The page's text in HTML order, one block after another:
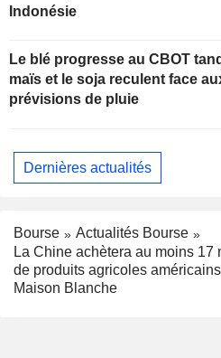
Indonésie
Le blé progresse au CBOT
maïs et le soja reculent face
prévisions de pluie
Dernières actualités
Bourse
Actualités Bourse
La Chine achètera au moins
de produits agricoles
Maison Blanche